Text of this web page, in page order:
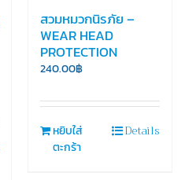
สวมหมวกนิรภัย –
WEAR HEAD
PROTECTION
240.00฿
หยิบใส่
ตะกร้า
Details